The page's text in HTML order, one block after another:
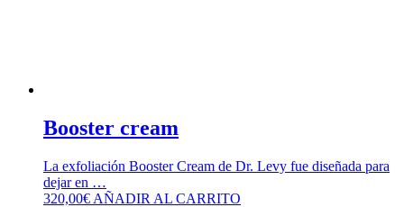
Booster cream
La exfoliación Booster Cream de Dr. Levy fue diseñada para
dejar en …
320,00€ AÑADIR AL CARRITO